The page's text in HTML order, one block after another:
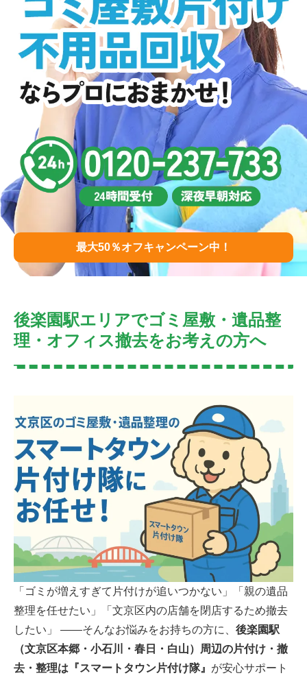
最大50％オフキャンペーン中！
後楽園駅エリアでゴミ屋敷・遺品整
理・オフィス撤去をお考えの方へ
「ゴミが増えすぎて片付けが追いつかない」「親の遺品
整理を任せたい」「文京区内の店舗を閉店するため撤去
したい」 ――そんなお悩みをお持ちの方に、 後楽園駅
（文京区本郷・小石川・春日・白山）周辺の片付け・撤
去・整理は『スマートタウン片付け隊』 が安心サポート